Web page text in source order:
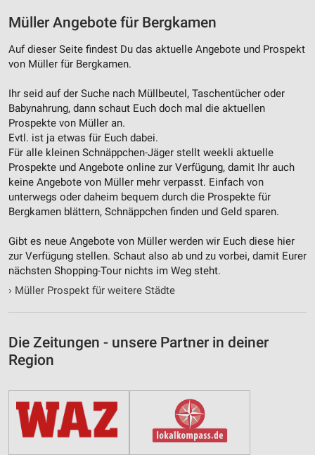
Müller Angebote für Bergkamen
Auf dieser Seite findest Du das aktuelle Angebote und Prospekt
von Müller für Bergkamen.
Ihr seid auf der Suche nach Müllbeutel, Taschentücher oder
Babynahrung, dann schaut Euch doch mal die aktuellen
Prospekte von Müller an.
Evtl. ist ja etwas für Euch dabei.
Für alle kleinen Schnäppchen-Jäger stellt weekli aktuelle
Prospekte und Angebote online zur Verfügung, damit Ihr auch
keine Angebote von Müller mehr verpasst. Einfach von
unterwegs oder daheim bequem durch die Prospekte für
Bergkamen blättern, Schnäppchen finden und Geld sparen.
Gibt es neue Angebote von Müller werden wir Euch diese hier
zur Verfügung stellen. Schaut also ab und zu vorbei, damit Eurer
nächsten Shopping-Tour nichts im Weg steht.
› Müller Prospekt für weitere Städte
Die Zeitungen - unsere Partner in deiner
Region